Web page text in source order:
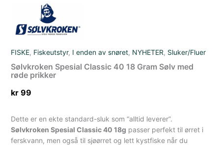
FISKE, Fiskeutstyr, I enden av snøret, NYHETER, Sluker/Fluer
Sølvkroken Spesial Classic 40 18 Gram Sølv med
røde prikker
kr 99
Dette er en ekte standard-sluk som “alltid leverer”.
Sølvkroken Spesial Classic 40 18g passer perfekt til ørret i
ferskvann, men også til sjøørret og lett kystfiske når du